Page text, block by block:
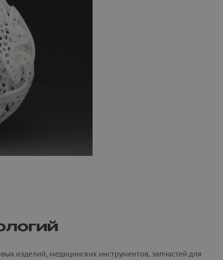
изделий, медицинских инструментов, запчастей для